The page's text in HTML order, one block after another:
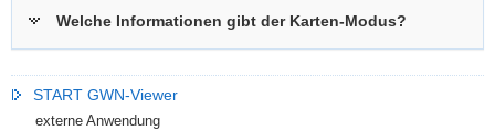
Welche Informationen gibt der Karten-Modus?
START GWN-Viewer
externe Anwendung